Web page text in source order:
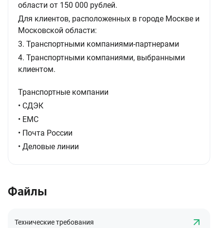
области от 150 000 рублей.
Для клиентов, расположенных в городе Москве и
Московской области:
3. Транспортными компаниями-партнерами
4. Транспортными компаниями, выбранными
клиентом.
Транспортные компании
• СДЭК
• ЕМС
• Почта России
• Деловые линии
Файлы
Технические требования